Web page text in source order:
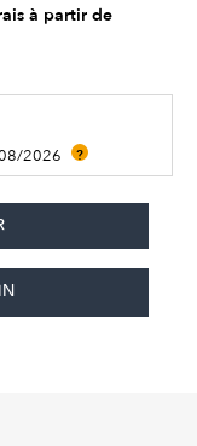
à partir de
2026 ?